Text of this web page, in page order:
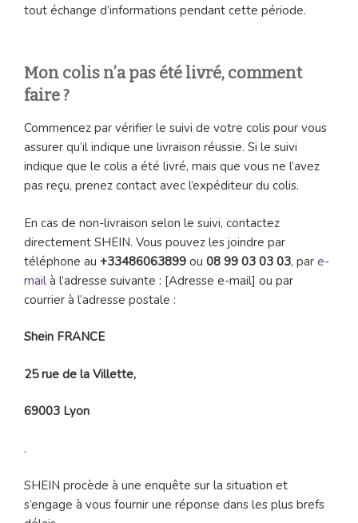
tout échange d’informations pendant cette période.
Mon colis n’a pas été livré, comment
faire ?
Commencez par vérifier le suivi de votre colis pour vous
assurer qu’il indique une livraison réussie. Si le suivi
indique que le colis a été livré, mais que vous ne l’avez
pas reçu, prenez contact avec l’expéditeur du colis.
En cas de non-livraison selon le suivi, contactez
directement SHEIN. Vous pouvez les joindre par
téléphone au +33486063899 ou 08 99 03 03 03, par e-
mail à l’adresse suivante : [Adresse e-mail] ou par
courrier à l’adresse postale :
Shein FRANCE
25 rue de la Villette,
69003 Lyon
.
SHEIN procède à une enquête sur la situation et
s’engage à vous fournir une réponse dans les plus brefs